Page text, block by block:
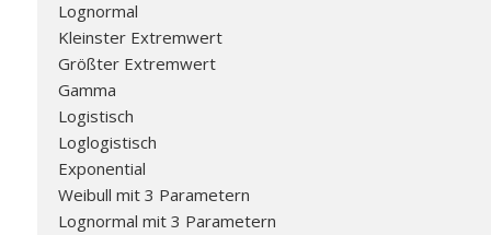
Lognormal
Kleinster Extremwert
Größter Extremwert
Gamma
Logistisch
Loglogistisch
Exponential
Weibull mit 3 Parametern
Lognormal mit 3 Parametern